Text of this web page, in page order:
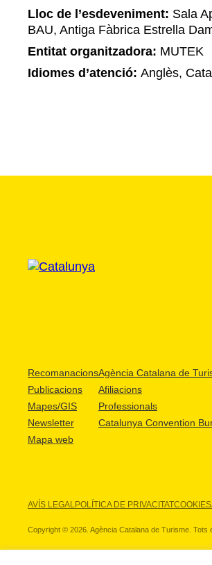
Lloc de l’esdeveniment: Sala
BAU, Antiga Fàbrica Estrella
Entitat organitzadora: MUTEK
Idiomes d’atenció: Anglès,
Recomanacions
Publicacions
Mapes/GIS
Newsletter
Mapa web
Agència Catalana de
Afiliacions
Professionals
Catalunya Convention
AVÍS LEGALPOLÍTICA DE PRIVACITATCOOKIES
Copyright © 2026. Agència Catalana de Turisme. Tots